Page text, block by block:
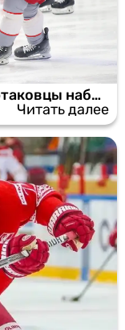
В игре против «Торпедо» спартаковцы набрали одно очко
Читать далее